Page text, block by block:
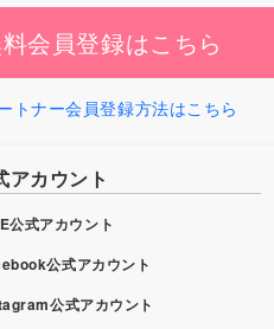
会員登録はこちら
トナー会員登録方法はこちら
アカウント
公式アカウント
公式アカウント
公式アカウント